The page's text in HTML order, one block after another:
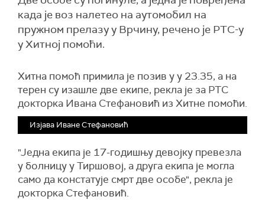
када је воз налетео на аутомобил на
пружном прелазу у Врчину, речено је РТС-у
у Хитној помоћи.
Хитна помоћ примила је позив у у 23.35, а на
терен су изашле две екипе, рекла је за РТС
докторка Ивана Стефановић из Хитне помоћи.
Изјава Иване Стефановић
"Једна екипа је 17-годишњу девојку превезла
у болницу у Тиршовој, а друга екипа је могла
само да констатује смрт две особе", рекла је
докторка Стефановић.